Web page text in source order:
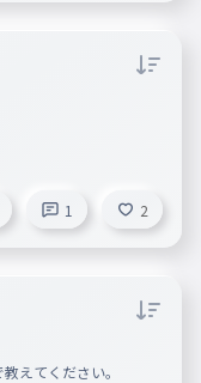
1 2
えてください。